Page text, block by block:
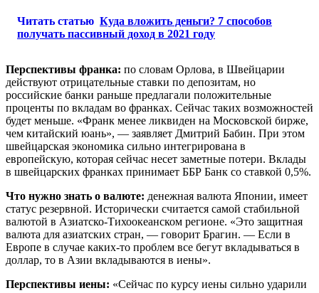
Читать статью Куда вложить деньги? 7 способов
получать пассивный доход в 2021 году
Перспективы франка: по словам Орлова, в Швейцарии
действуют отрицательные ставки по депозитам, но
российские банки раньше предлагали положительные
проценты по вкладам во франках. Сейчас таких возможностей
будет меньше. «Франк менее ликвиден на Московской бирже,
чем китайский юань», — заявляет Дмитрий Бабин. При этом
швейцарская экономика сильно интегрирована в
европейскую, которая сейчас несет заметные потери. Вклады
в швейцарских франках принимает ББР Банк со ставкой 0,5%.
Что нужно знать о валюте: денежная валюта Японии, имеет
статус резервной. Исторически считается самой стабильной
валютой в Азиатско-Тихоокеанском регионе. «Это защитная
валюта для азиатских стран, — говорит Брагин. — Если в
Европе в случае каких-то проблем все бегут вкладываться в
доллар, то в Азии вкладываются в иены».
Перспективы иены: «Сейчас по курсу иены сильно ударили